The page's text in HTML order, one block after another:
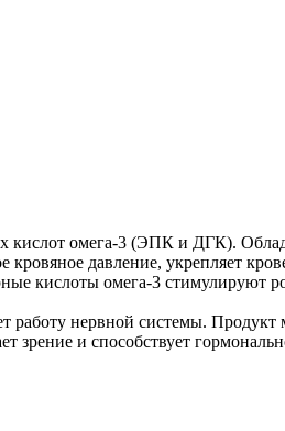
омега-3 (ЭПК и ДГК).
давление, укрепляет
кислоты омега-3
нервной системы.
зрение и способствует